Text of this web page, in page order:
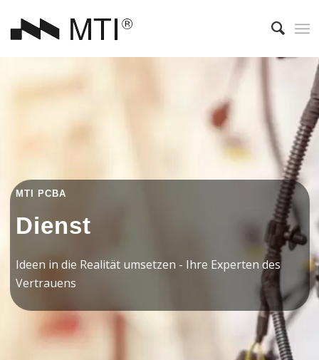
MTI PCBA
Dienst
Ideen in die Realität umsetzen - Ihre Experten des
Vertrauens